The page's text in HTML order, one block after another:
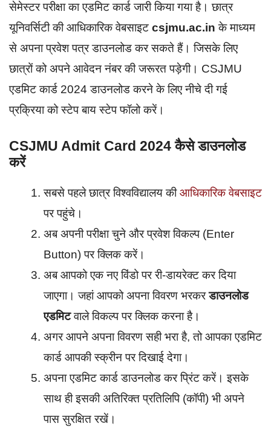
सेमेस्टर परीक्षा का एडमिट कार्ड जारी किया गया है। छात्र
यूनिवर्सिटी की आधिकारिक वेबसाइट csjmu.ac.inके माध्यम
से अपना प्रवेश पत्र डाउनलोड कर सकते हैं। जिसके लिए
छात्रों को अपने आवेदन नंबर की जरूरत पड़ेगी। CSJMU
एडमिट कार्ड 2024 डाउनलोड करने के लिए नीचे दी गई
प्रक्रिया को स्टेप बाय स्टेप फॉलो करें।
CSJMU Admit Card 2024 कैसे डाउनलोड
करें
सबसे पहले छात्र विश्वविद्यालय कीआधिकारिक वेबसाइट
पर पहुंचे।
अब अपनी परीक्षा चुने और प्रवेश विकल्प (Enter
Button) पर क्लिक करें।
अब आपको एक नए विंडो पर री-डायरेक्ट कर दिया
जाएगा। जहां आपको अपना विवरण भरकरडाउनलोड
एडमिटवाले विकल्प पर क्लिक करना है।
अगर आपने अपना विवरण सही भरा है, तो आपका एडमिट
कार्ड आपकी स्क्रीन पर दिखाई देगा।
अपना एडमिट कार्ड डाउनलोड कर प्रिंट करें। इसके
साथ ही इसकी अतिरिक्त प्रतिलिपि (कॉपी) भी अपने
पास सुरक्षित रखें।